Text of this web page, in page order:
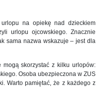
na opiekę nad dzieckiem
urlopu ojcowskiego. Znacznie
sama nazwa wskazuje – jest dla
skorzystać z kilku urlopów:
Osoba ubezpieczona w ZUS
Warto pamiętać, że z każdego z